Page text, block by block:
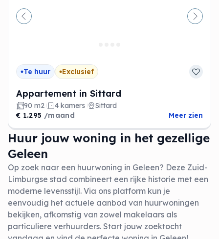
Vorige
Te huur Exclusief
Appartement in Sittard
90 m2 4 kamers
Sittard
€ 1.295 /maand Meer zien
Huur jouw woning in het gezellige
Geleen
Op zoek naar een huurwoning in Geleen? Deze Zuid-
Limburgse stad combineert een rijke historie met een
moderne levensstijl. Via ons platform kun je
eenvoudig het actuele aanbod van huurwoningen
bekijken, afkomstig van zowel makelaars als
particuliere verhuurders. Start jouw zoektocht